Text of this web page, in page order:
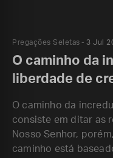
Pregações Seletas 3 Jul
O caminho da
liberdade de
O caminho da
consiste em ditar as
Nosso Senhor,
caminho está